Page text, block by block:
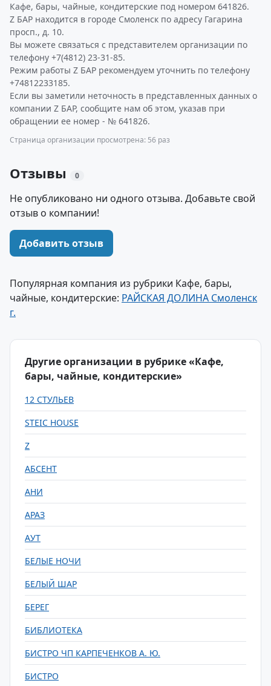
Кафе, бары, чайные, кондитерские под номером 641826.
Z БАР находится в городе Смоленск по адресу Гагарина
просп., д. 10.
Вы можете связаться с представителем организации по
телефону +7(4812) 23-31-85.
Режим работы Z БАР рекомендуем уточнить по телефону
+74812233185.
Если вы заметили неточность в представленных данных о
компании Z БАР, сообщите нам об этом, указав при
обращении ее номер - № 641826.
Страница организации просмотрена: 56 раз
Отзывы 0
Не опубликовано ни одного отзыва. Добавьте свой
отзыв о компании!
Добавить отзыв
Популярная компания из рубрики Кафе, бары,
чайные, кондитерские: РАЙСКАЯ ДОЛИНА Смоленск
г.
Другие организации в рубрике «Кафе,
бары, чайные, кондитерские»
12 СТУЛЬЕВ
STEIC HOUSE
Z
АБСЕНТ
АНИ
АРАЗ
АУТ
БЕЛЫЕ НОЧИ
БЕЛЫЙ ШАР
БЕРЕГ
БИБЛИОТЕКА
БИСТРО ЧП КАРПЕЧЕНКОВ А. Ю.
БИСТРО